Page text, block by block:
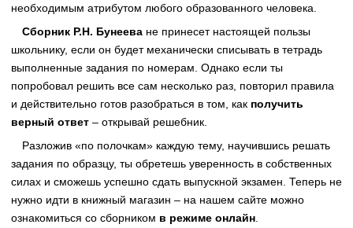
необходимым атрибутом любого образованного человека.
Сборник Р.Н. Бунеева не принесет настоящей пользы
школьнику, если он будет механически списывать в тетрадь
выполненные задания по номерам. Однако если ты
попробовал решить все сам несколько раз, повторил правила
и действительно готов разобраться в том, как получить
верный ответ – открывай решебник.
Разложив «по полочкам» каждую тему, научившись решать
задания по образцу, ты обретешь уверенность в собственных
силах и сможешь успешно сдать выпускной экзамен. Теперь не
нужно идти в книжный магазин – на нашем сайте можно
ознакомиться со сборником в режиме онлайн